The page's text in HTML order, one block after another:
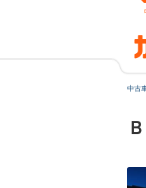
中古